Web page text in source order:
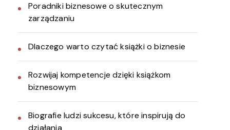
Poradniki biznesowe o skutecznym
zarządzaniu
Dlaczego warto czytać książki o biznesie
Rozwijaj kompetencje dzięki książkom
biznesowym
Biografie ludzi sukcesu, które inspirują do
działania